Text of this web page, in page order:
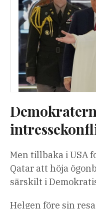
Men tillbaka i USA
Qatar att höja
särskilt i
Helgen före sin